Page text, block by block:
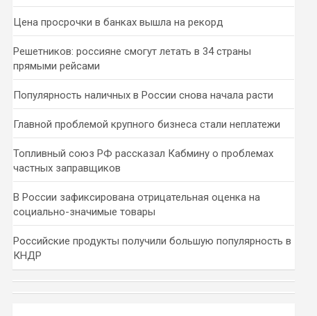
Цена просрочки в банках вышла на рекорд
Решетников: россияне смогут летать в 34 страны
прямыми рейсами
Популярность наличных в России снова начала расти
Главной проблемой крупного бизнеса стали неплатежи
Топливный союз РФ рассказал Кабмину о проблемах
частных заправщиков
В России зафиксирована отрицательная оценка на
социально-значимые товары
Российские продукты получили большую популярность в
КНДР